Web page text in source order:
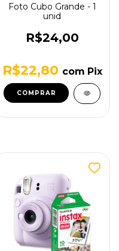
Foto Cubo Grande - 1
unid
R$24,00
R$22,80 com Pix